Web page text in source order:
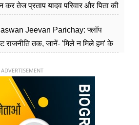
कर तेज प्रताप यादव परिवार और पिता की
Jeevan Parichay: फ्लॉप
राजनीति तक, जानें- 'मिले न मिले हम' के
ADVERTISEMENT